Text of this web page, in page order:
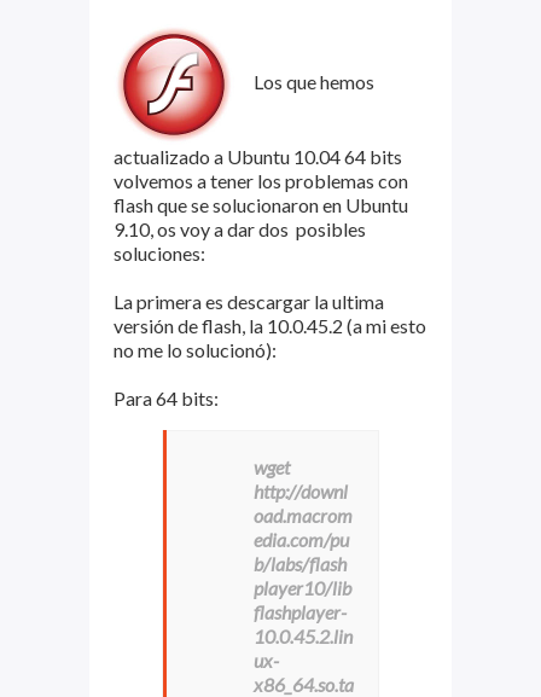
Los que hemos
actualizado a Ubuntu 10.04 64 bits
volvemos a tener los problemas con
flash que se solucionaron en Ubuntu
9.10, os voy a dar dos posibles
soluciones:
La primera es descargar la ultima
versión de flash, la 10.0.45.2 (a mi esto
no me lo solucionó):
Para 64 bits:
wget
http://downl
oad.macrom
edia.com/pu
b/labs/flash
player10/lib
flashplayer-
10.0.45.2.lin
ux-
x86_64.so.ta